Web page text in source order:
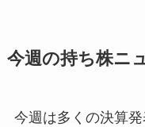
今週の持ち株ニ
今週は多くの決算